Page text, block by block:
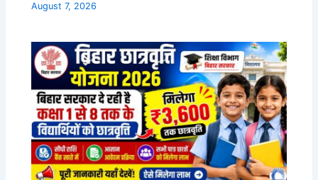
August 7, 2026